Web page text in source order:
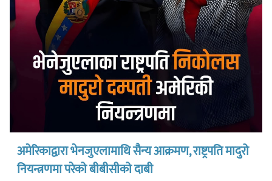
अमेरिकाद्वारा भेनजुएलामाथि सैन्य आक्रमण, राष्ट्रपति मादुरो
नियन्त्रणमा परेको बीबीसीको दाबी